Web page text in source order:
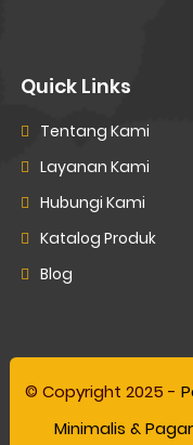
Quick Links
Tentang Kami
Layanan Kami
Hubungi Kami
Katalog Produk
Blog
© Copyright 2025 -
Minimalis &